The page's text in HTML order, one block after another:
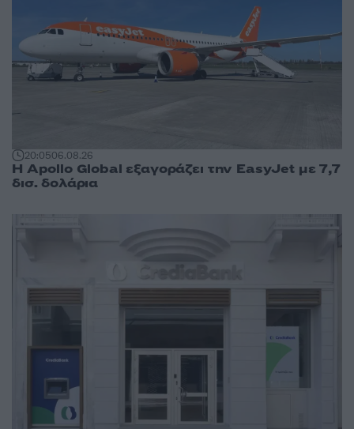
20:0506.08.26
Η Apollo Global εξαγοράζει την EasyJet με 7,7
δισ. δολάρια